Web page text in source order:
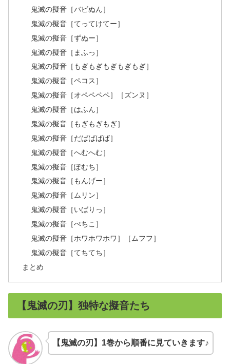
鬼滅の擬音［バビぬん］
鬼滅の擬音［てってけてー］
鬼滅の擬音［ずぬー］
鬼滅の擬音［まふっ］
鬼滅の擬音［もぎもぎもぎもぎもぎ］
鬼滅の擬音［ペコス］
鬼滅の擬音［オペペペペ］［ズンヌ］
鬼滅の擬音［はふん］
鬼滅の擬音［もぎもぎもぎ］
鬼滅の擬音［だばばばば］
鬼滅の擬音［へむへむ］
鬼滅の擬音［ぽむち］
鬼滅の擬音［もんげー］
鬼滅の擬音［ムリン］
鬼滅の擬音［いばりっ］
鬼滅の擬音［ぺちこ］
鬼滅の擬音［ホワホワホワ］［ムフフ］
鬼滅の擬音［てちてち］
まとめ
【鬼滅の刃】独特な擬音たち
【鬼滅の刃】1巻から順番に見ていきます♪